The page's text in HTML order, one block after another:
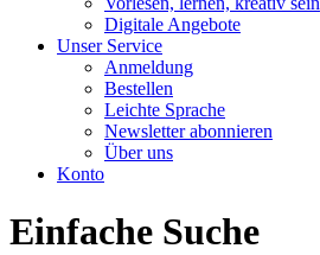
Digitale Angebote
Unser Service
Anmeldung
Bestellen
Leichte Sprache
Newsletter abonnieren
Über uns
Konto
Einfache Suche